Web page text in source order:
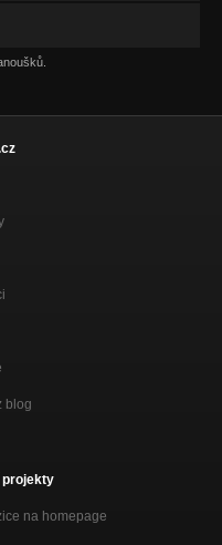
blog
projekty
na homepage